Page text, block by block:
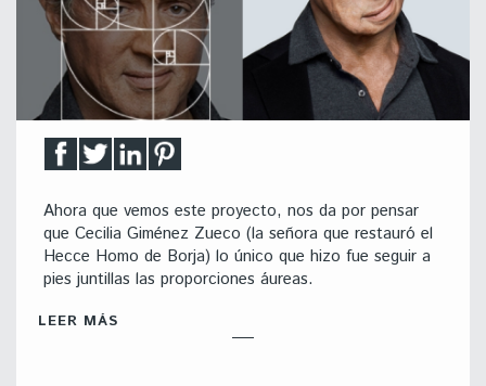
Ahora que vemos este proyecto, nos da por pensar
que Cecilia Giménez Zueco (la señora que restauró el
Hecce Homo de Borja) lo único que hizo fue seguir a
pies juntillas las proporciones áureas.
LEER MÁS